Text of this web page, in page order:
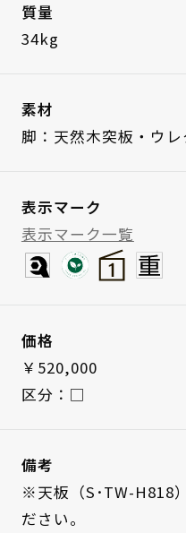
質量
34kg
素材
脚：天然木突板・ウ
表示マーク
表示マーク一覧
価格
￥520,000
区分：□
備考
※天板（S･TW-H818
ださい。